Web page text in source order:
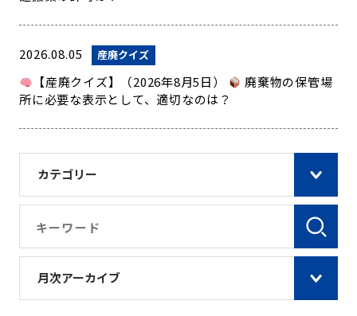
カテゴリー
月次アーカイブ
2026.08.05 産廃クイズ
【産廃クイズ】（2026年8月5日）
廃棄物の保管場
所に必要な表示として、適切なのは？